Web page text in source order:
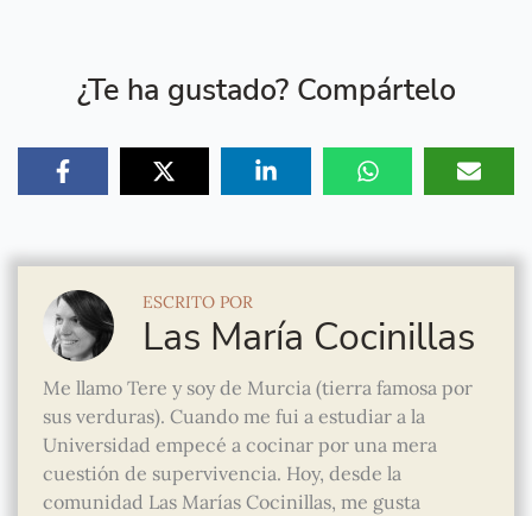
¿Te ha gustado? Compártelo
ESCRITO POR
Las María Cocinillas
Me llamo Tere y soy de Murcia (tierra famosa por
sus verduras). Cuando me fui a estudiar a la
Universidad empecé a cocinar por una mera
cuestión de supervivencia. Hoy, desde la
comunidad Las Marías Cocinillas, me gusta